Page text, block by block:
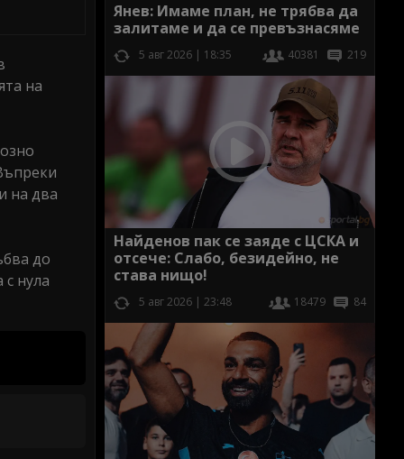
на
на два
до
нула
Янев: Имаме план, не трябва да
залитаме и да се превъзнасяме
5 авг 2026 | 18:35 40381 219
Найденов пак се заяде с ЦСКА и
отсече: Слабо, безидейно, не
става нищо!
5 авг 2026 | 23:48 18479 84